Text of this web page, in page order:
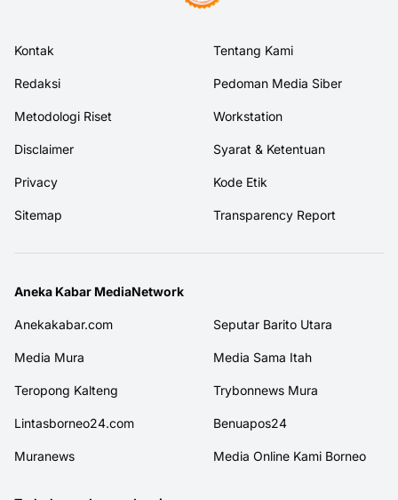
Kontak Tentang Kami
Redaksi Pedoman Media Siber
Metodologi Riset Workstation
Disclaimer Syarat & Ketentuan
Privacy Kode Etik
Sitemap Transparency Report
Aneka Kabar MediaNetwork
Anekakabar.com Seputar Barito Utara
Media Mura Media Sama Itah
Teropong Kalteng Trybonnews Mura
Lintasborneo24.com Benuapos24
Muranews Media Online Kami Borneo